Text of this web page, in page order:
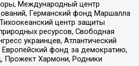
Международный центр
Германский фонд Маршалла
центр защиты
ресурсов, Свободная
украинцев, Атлантический
Европейский фонд за демократию,
Прожект Хармони, Родники